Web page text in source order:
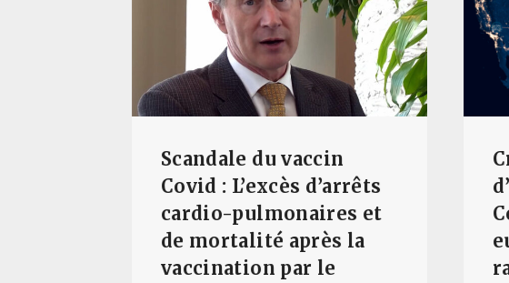
Scandale du vaccin
Covid : L’excès d’arrêts
cardio-pulmonaires et
de mortalité après la
vaccination par le